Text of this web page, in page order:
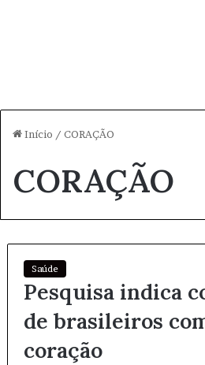
Início / CORAÇÃO
CORAÇÃO
Saúde
Pesquisa indica
de brasileiros
coração